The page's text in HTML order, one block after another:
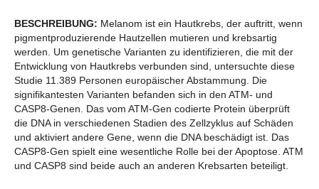
BESCHREIBUNG: Melanom ist ein Hautkrebs, der auftritt, wenn
pigmentproduzierende Hautzellen mutieren und krebsartig
werden. Um genetische Varianten zu identifizieren, die mit der
Entwicklung von Hautkrebs verbunden sind, untersuchte diese
Studie 11.389 Personen europäischer Abstammung. Die
signifikantesten Varianten befanden sich in den ATM- und
CASP8-Genen. Das vom ATM-Gen codierte Protein überprüft
die DNA in verschiedenen Stadien des Zellzyklus auf Schäden
und aktiviert andere Gene, wenn die DNA beschädigt ist. Das
CASP8-Gen spielt eine wesentliche Rolle bei der Apoptose. ATM
und CASP8 sind beide auch an anderen Krebsarten beteiligt.